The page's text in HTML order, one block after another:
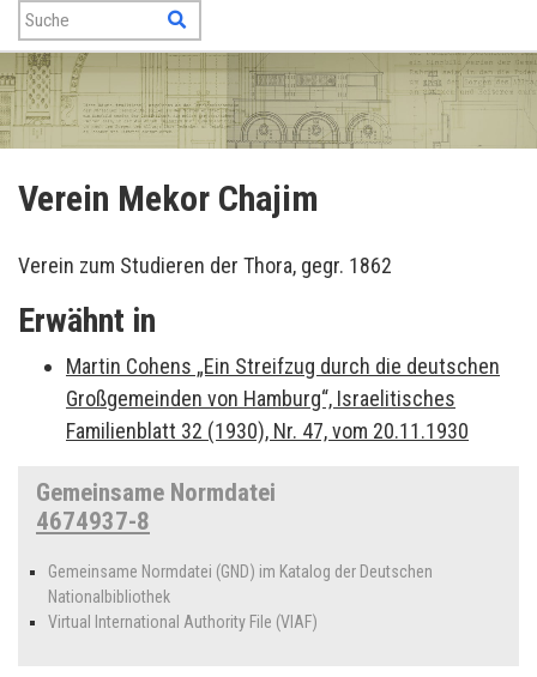
Verein Mekor Chajim
Verein zum Studieren der Thora, gegr. 1862
Erwähnt in
Martin Cohens „Ein Streifzug durch die deutschen
Großgemeinden von Hamburg“, Israelitisches
Familienblatt 32 (1930), Nr. 47, vom 20.11.1930
Gemeinsame Normdatei
4674937-8
Gemeinsame Normdatei (GND) im Katalog der Deutschen
Nationalbibliothek
Virtual International Authority File (VIAF)